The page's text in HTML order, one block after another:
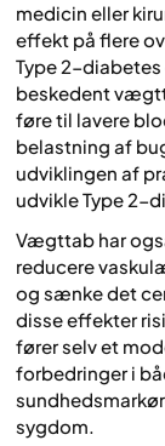
medicin eller
effekt på flere
Type 2-
beskedent
føre til lavere
belastning af
udviklingen af
udvikle Type 2-
Vægttab har
reducere
og sænke det
disse effekter
fører selv et
forbedringer i
sygdom.